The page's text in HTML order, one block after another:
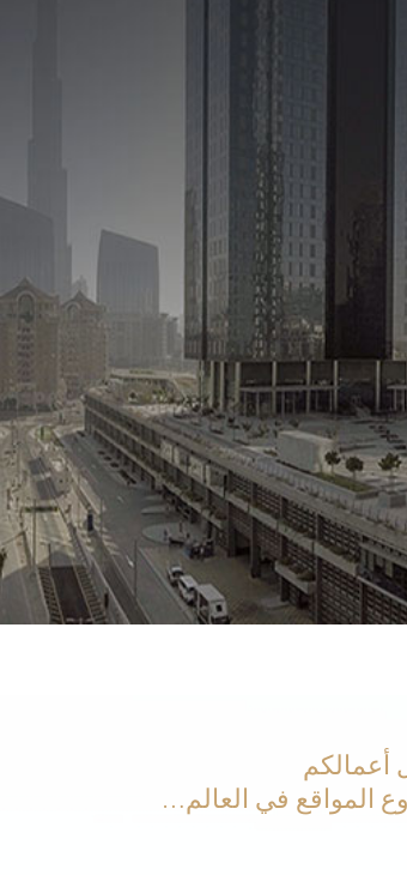
أعمالكم
المواقع في العالم…